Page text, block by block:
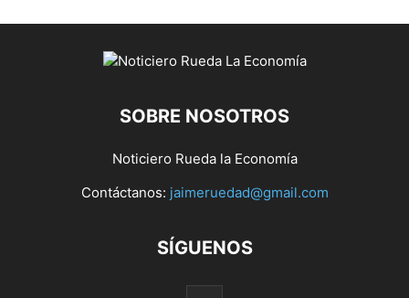
SOBRE NOSOTROS
Noticiero Rueda la Economía
Contáctanos: jaimeruedad@gmail.com
SÍGUENOS